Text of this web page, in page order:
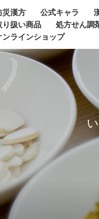
災漢方 公式キャラ
り扱い商品
処方せん調
ンラインショップ